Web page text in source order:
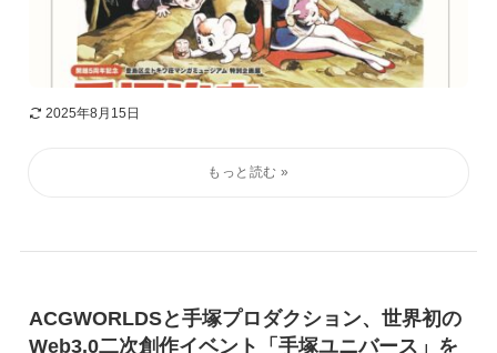
2025年8月15日
ACGWORLDSと手塚プロダクション、世界初の
Web3.0二次創作イベント「手塚ユニバース」を